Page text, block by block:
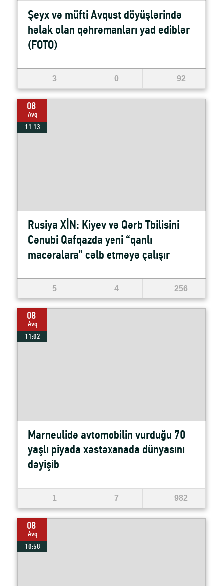
Şeyx və müfti Avqust döyüşlərində
həlak olan qəhrəmanları yad ediblər
(FOTO)
3 0 92
08
Avq
11:13
Rusiya XİN: Kiyev və Qərb Tbilisini
Cənubi Qafqazda yeni “qanlı
macəralara” cəlb etməyə çalışır
5 4 256
08
Avq
11:02
Marneulidə avtomobilin vurduğu 70
yaşlı piyada xəstəxanada dünyasını
dəyişib
1 7 982
08
Avq
10:58